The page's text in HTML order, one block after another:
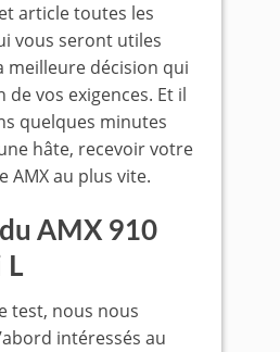
article toutes les
vous seront utiles
meilleure décision qui
vos exigences. Et il
quelques minutes
hâte, recevoir votre
AMX au plus vite.
AMX 910
L
test, nous nous
intéressés au